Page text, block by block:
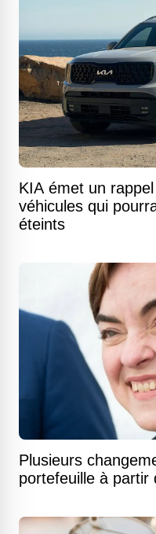
KIA émet un
véhicules qui
éteints
Plusieurs
portefeuille à partir